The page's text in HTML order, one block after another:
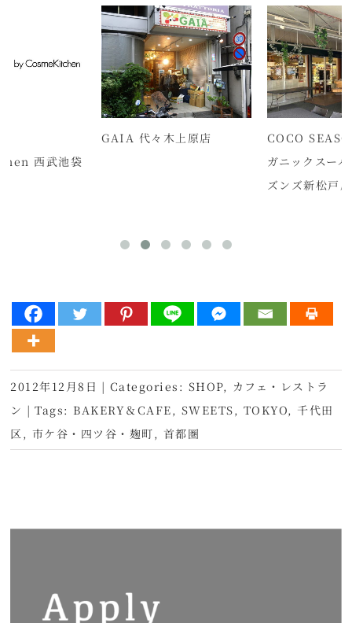
西武池袋
GAIA 代々木上原店
COCO
ガニックスーパ
ズンズ新松戸店
2012年12月8日 | Categories: SHOP, カフェ・レストラ
ン | Tags: BAKERY＆CAFE , SWEETS , TOKYO, 千代田
区 , 市ケ谷・四ツ谷・麹町 , 首都圏